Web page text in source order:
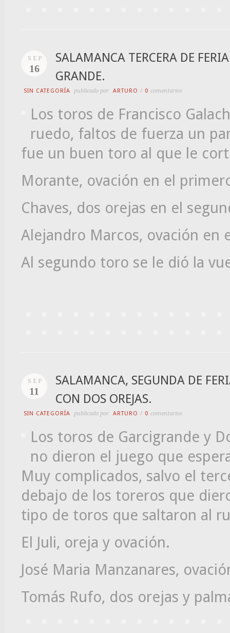
SEP
16
SALAMANCA TERCERA DE
GRANDE.
SIN CATEGORÍA publicado por ARTURO / 0 comentarios
Los toros de Francisco
ruedo, faltos de fuerza un
fue un buen toro al que le
Morante, ovación en el
Chaves, dos orejas en el
Alejandro Marcos, ovación en
Al segundo toro se le dió la
SEP
11
SALAMANCA, SEGUNDA DE
CON DOS OREJAS.
SIN CATEGORÍA publicado por ARTURO / 0 comentarios
Los toros de Garcigrande y
no dieron el juego que
Muy complicados, salvo el
debajo de los toreros que
tipo de toros que saltaron al
El Juli, oreja y ovación.
José Maria Manzanares,
Tomás Rufo, dos orejas y